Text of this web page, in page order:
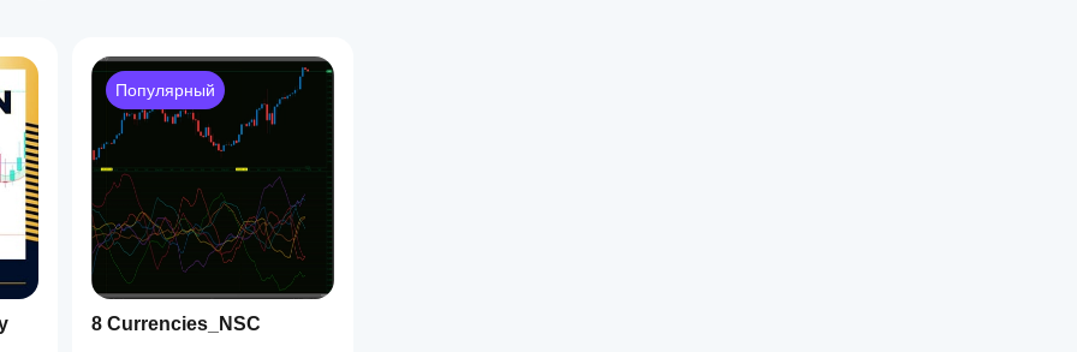
Популярный
8 Currencies_NSC